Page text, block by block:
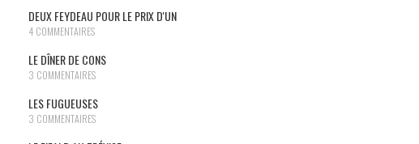
DEUX FEYDEAU POUR LE PRIX D'UN
4 COMMENTAIRES
LE DÎNER DE CONS
3 COMMENTAIRES
LES FUGUEUSES
3 COMMENTAIRES